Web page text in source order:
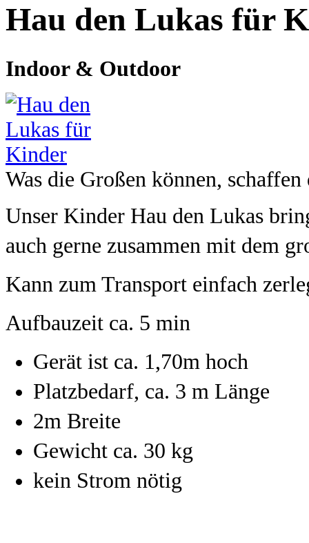
Hau den Lukas für
Indoor & Outdoor
Was die Großen können,
Unser Kinder Hau den Lukas
auch gerne zusammen mit dem
Kann zum Transport einfach
Aufbauzeit ca. 5 min
Gerät ist ca. 1,70m hoch
Platzbedarf, ca. 3 m Länge
2m Breite
Gewicht ca. 30 kg
kein Strom nötig